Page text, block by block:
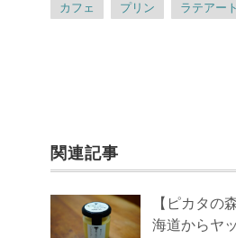
カフェ プリン ラテアート
関連記事
【ピカタの
海道からヤ